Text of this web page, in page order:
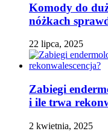
Komody do
nóżkach
22 lipca, 2025
Zabiegi
i ile trwa
2 kwietnia, 2025